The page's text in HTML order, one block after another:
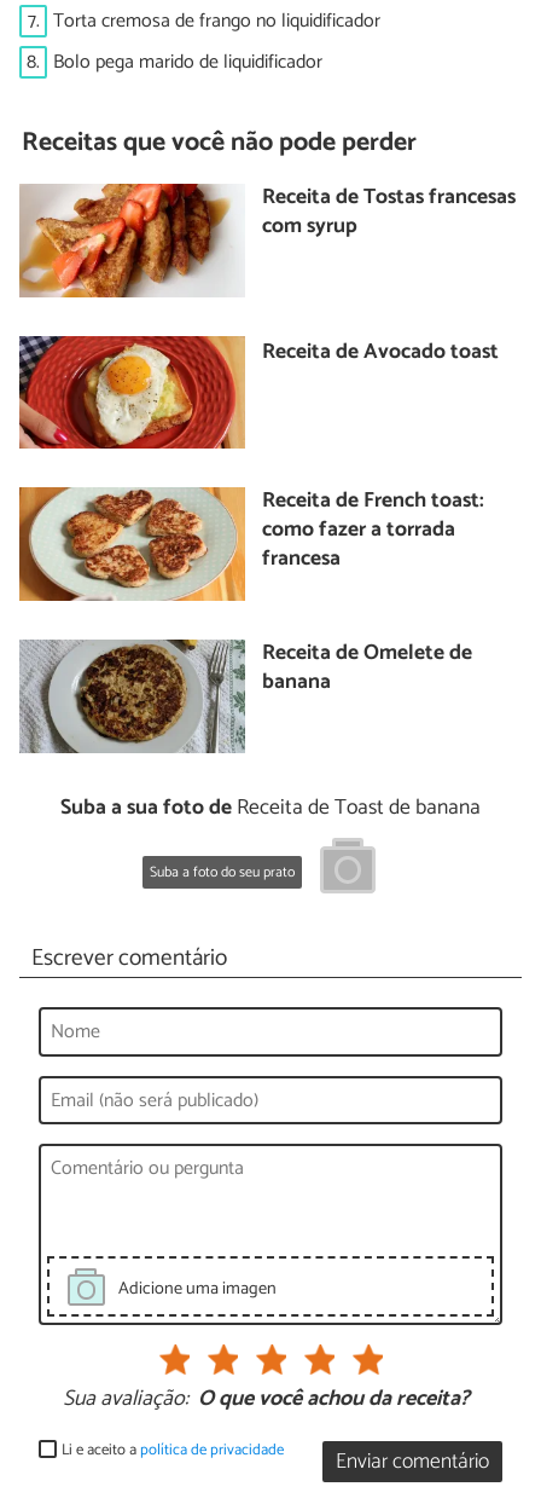
7. Torta cremosa de frango no liquidificador
8. Bolo pega marido de liquidificador
Receitas que você não pode perder
Receita de Tostas francesas
com syrup
Receita de Avocado toast
Receita de French toast:
como fazer a torrada
francesa
Receita de Omelete de
banana
Suba a sua foto deReceita de Toast de banana
Suba a foto do seu prato
Escrever comentário
Adicione uma imagen
Sua avaliação: O que você achou da receita?
Enviar comentário
Li e aceito apolítica de privacidade